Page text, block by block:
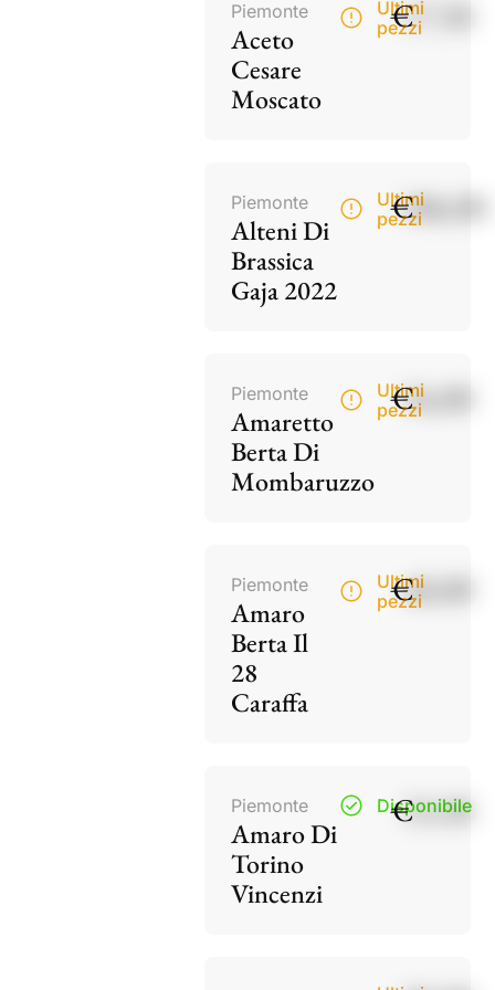
Piemonte
Aceto
Cesare
Moscato
Ultimi
pezzi
€17,50
Piemonte
Alteni Di
Brassica
Gaja 2022
Ultimi
pezzi
€186,00
Piemonte
Amaretto
Berta Di
Mombaruzzo
Ultimi
pezzi
€34,00
Piemonte
Amaro
Berta Il
28
Caraffa
Ultimi
pezzi
€40,00
Piemonte
Amaro Di
Torino
Vincenzi
Disponibile
€15,50